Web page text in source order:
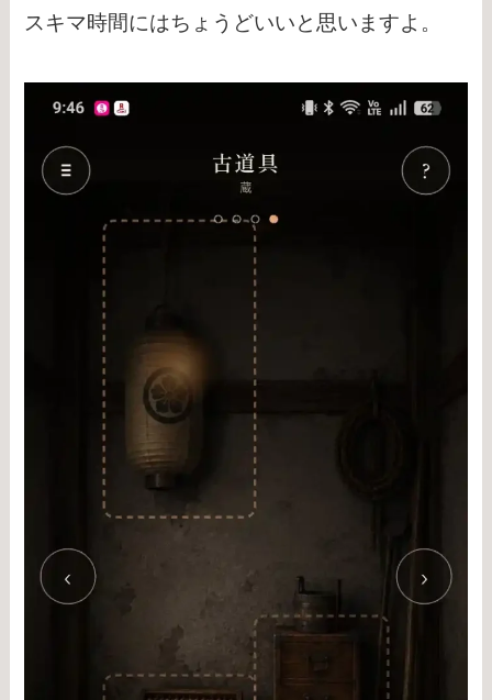
スキマ時間にはちょうどいいと思いますよ。